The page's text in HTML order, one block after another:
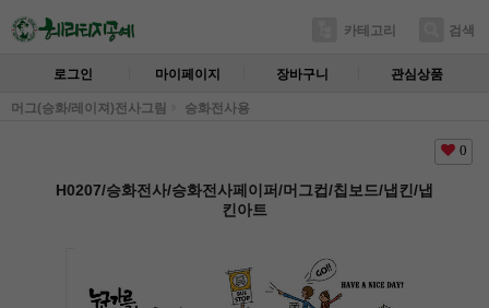
카테고리 검색
로그인 마이페이지 장바구니 관심상품
머그(승화/레이져)전사그림 승화전사용
0
H0207/승화전사/승화전사페이퍼/머그컵/칩보드/냅킨/냅
킨아트